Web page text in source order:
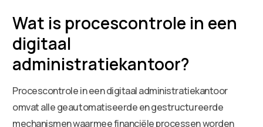
Wat is procescontrole in een
digitaal
administratiekantoor?
Procescontrole in een digitaal administratiekantoor
omvat alle geautomatiseerde en gestructureerde
mechanismen waarmee financiële processen worden